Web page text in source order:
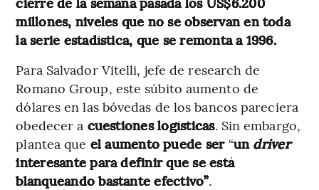
millones, niveles que no se observan en toda
la serie estadística, que se remonta a 1996.
Para Salvador Vitelli, jefe de research de
Romano Group, este súbito aumento de
dólares en las bóvedas de los bancos pareciera
obedecer a cuestiones logísticas. Sin embargo,
plantea que el aumento puede ser “un driver
interesante para definir que se está
blanqueando bastante efectivo”.